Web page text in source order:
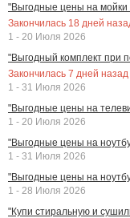
"Выгодные цены на мойки
Закончилась 18 дней
1 - 20 Июля 2026
"Выгодный комплект при
Закончилась 7 дней назад
1 - 31 Июля 2026
"Выгодные цены на
1 - 20 Июля 2026
"Выгодные цены на
1 - 31 Июля 2026
"Выгодные цены на
1 - 28 Июля 2026
"Купи стиральную и